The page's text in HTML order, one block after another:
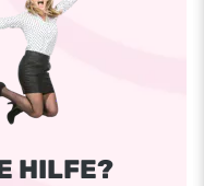
HILFE?